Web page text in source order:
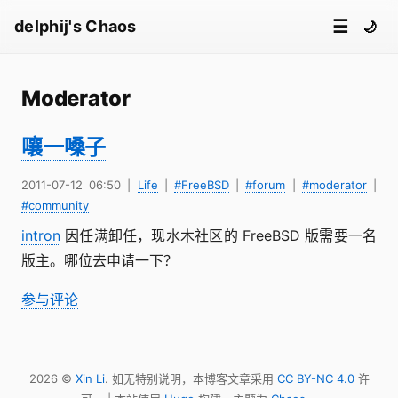
delphij's Chaos ☰ 🌙
Moderator
嚷一嗓子
2011-07-12 06:50 Life |#FreeBSD |#forum #moderator|
#community
intron 因任满卸任，现水木社区的 FreeBSD 版需要一名
版主。哪位去申请一下？
参与评论
2026 © Xin Li. 如无特别说明，本博客文章采用 CC BY-NC 4.0许